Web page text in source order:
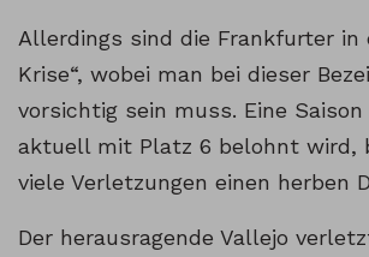
Allerdings sind die Frankfurter in
Krise“, wobei man bei dieser
vorsichtig sein muss. Eine
aktuell mit Platz 6 belohnt wird,
viele Verletzungen einen herben
Der herausragende Vallejo